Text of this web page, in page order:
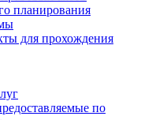
планирования
для прохождения
по